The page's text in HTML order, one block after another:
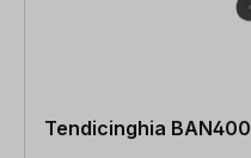
Tendicinghia BAN400